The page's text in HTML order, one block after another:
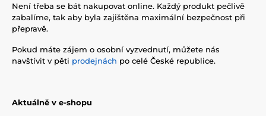
Není třeba se bát nakupovat online. Každý produkt pečlivě
zabalíme, tak aby byla zajištěna maximální bezpečnost při
přepravě.
Pokud máte zájem o osobní vyzvednutí, můžete nás
navštívit v pěti prodejnách po celé České republice.
Aktuálně v e-shopu